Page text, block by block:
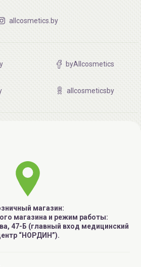
allcosmetics.by
byAllcosmetics
allcosmeticsby
магазин:
магазина и режим работы:
47-Б (главный вход медицинский
“НОРДИН”).